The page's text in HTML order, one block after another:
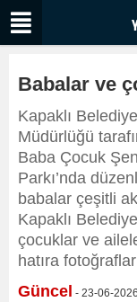
Babalar ve
Kapaklı
Müdürlüğü
Baba Çocuk
Parkı’nda
babalar çeşitli
Kapaklı
çocuklar ve
hatıra
Güncel - 23-06-